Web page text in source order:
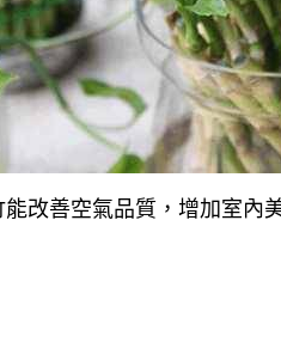
改善空氣品質，增加室內